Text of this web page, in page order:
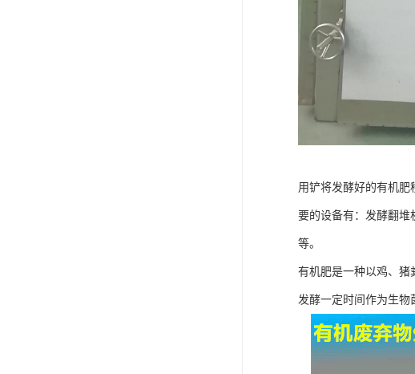
用铲将发酵好的有机肥
要的设备有：发酵翻堆
等。
有机肥是一种以鸡、猪
发酵一定时间作为生物